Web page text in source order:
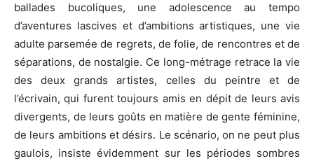
ballades bucoliques, une adolescence au tempo
d’aventures lascives et d’ambitions artistiques, une vie
adulte parsemée de regrets, de folie, de rencontres et de
séparations, de nostalgie. Ce long-métrage retrace la vie
des deux grands artistes, celles du peintre et de
l’écrivain, qui furent toujours amis en dépit de leurs avis
divergents, de leurs goûts en matière de gente féminine,
de leurs ambitions et désirs. Le scénario, on ne peut plus
gaulois, insiste évidemment sur les périodes sombres